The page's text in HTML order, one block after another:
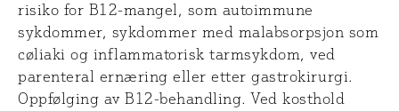
risiko for B12-mangel, som autoimmune
sykdommer, sykdommer med malabsorpsjon som
cøliaki og inflammatorisk tarmsykdom, ved
parenteral ernæring eller etter gastrokirurgi.
Oppfølging av B12-behandling. Ved kosthold